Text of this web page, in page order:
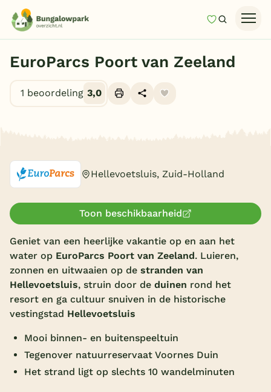
MijnZoeken
Last minutes
Top 12 aanbiedingen
Onze vakantiegidsen
Vakantieparken
Subtropisch zwembad
Overdekt zwembad
Wildwaterbaan
Indoor speeltuin
Alle populaire faciliteiten
EuroParcs Poort van Zeeland
1 beoordeling 3,0
Hellevoetsluis, Zuid-Holland
Toon beschikbaarheid
Geniet van een heerlijke vakantie op en aan het
water op EuroParcs Poort van Zeeland. Luieren,
zonnen en uitwaaien op de stranden van
Hellevoetsluis, struin door de duinen rond het
resort en ga cultuur snuiven in de historische
vestingstad Hellevoetsluis
Mooi binnen- en buitenspeeltuin
Tegenover natuurreservaat Voornes Duin
Het strand ligt op slechts 10 wandelminuten